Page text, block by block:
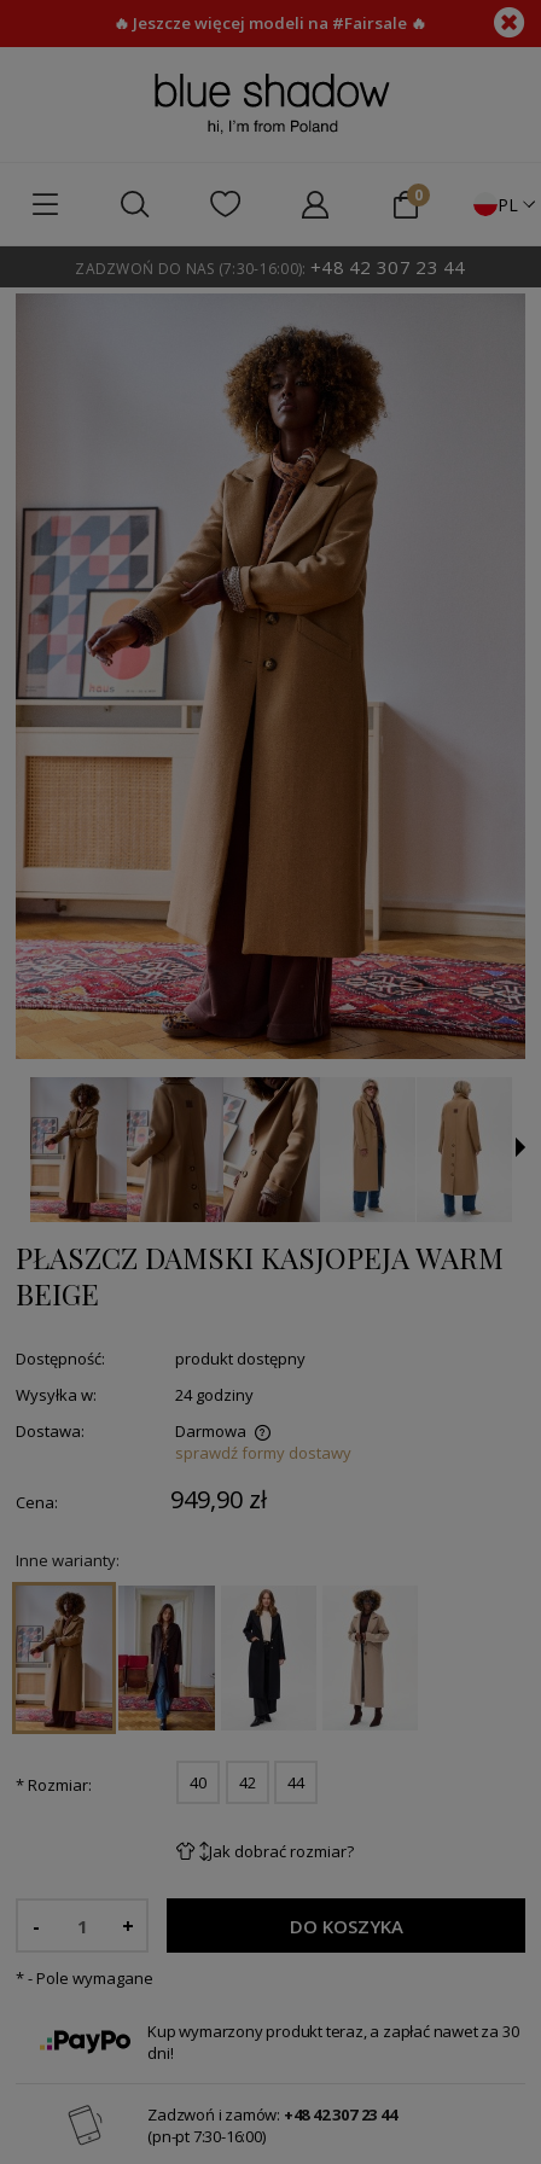
🔥 Jeszcze więcej modeli na #Fairsale 🔥
PL
ZADZWOŃ DO NAS (7:30-16:00): +48 42 307 23 44
PŁASZCZ DAMSKI KASJOPEJA WARM
BEIGE
Dostępność:
produkt dostępny
Wysyłka w:
24 godziny
Dostawa:
Darmowa
sprawdź formy dostawy
Cena: 949,90 zł
Inne warianty:
* Rozmiar: 40 42 44
Jak dobrać rozmiar?
- + DO KOSZYKA
*- Pole wymagane
Kup wymarzony produkt teraz, a zapłać nawet za 30
dni!
Zadzwoń i zamów: +48 42 307 23 44
(pn-pt 7:30-16:00)